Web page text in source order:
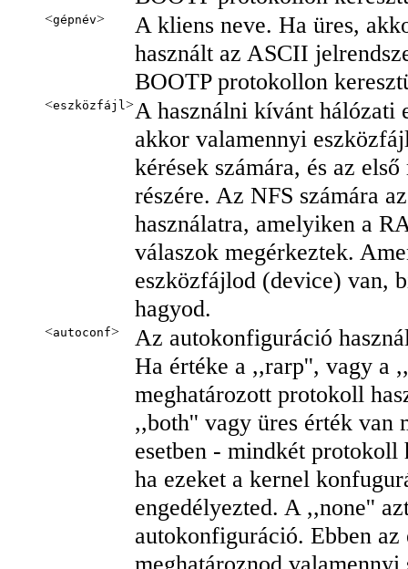
<gépnév>
A kliens neve. Ha üres,
használt az ASCII
BOOTP protokollon
<eszközfájl >A használni kívánt hálózati
akkor valamennyi
kérések számára, és az
részére. Az NFS számára
használatra, amelyiken a
válaszok megérkeztek.
eszközfájlod (device) van,
hagyod.
<autoconf>
Az autokonfiguráció
Ha értéke a ,,rarp'', vagy a
meghatározott protokoll
,,both'' vagy üres érték van
esetben - mindkét protokoll
ha ezeket a kernel
engedélyezted. A ,,none''
autokonfiguráció. Ebben az
meghatároznod valamennyi